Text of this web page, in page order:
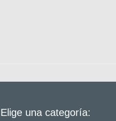
Elige una categoría: